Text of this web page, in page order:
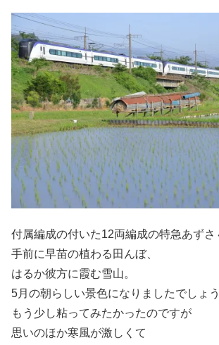
付属編成の付いた12両編成の特急あずさ
手前に早苗の植わる田んぼ、
はるか彼方に霞む雪山。
5月の朝らしい景色になりましたでしょ
もう少し粘ってみたかったのですが
思いのほか寒風が激しくて